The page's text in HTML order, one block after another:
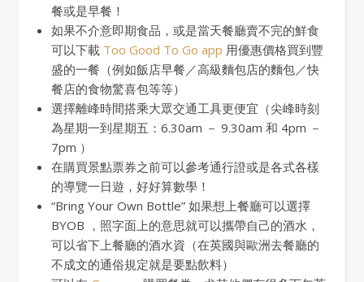
餐或是早餐！
如果不介意即期食品，或是當天餐廳賣不完的鮮食
可以下載 Too Good To Go app 用優惠價格買到豐
盛的一餐（例如飯店早餐／高級麵包店的麵包／快
餐店的食物驚喜包等等）
選擇離峰時間搭乘大眾交通工具更便宜（尖峰時刻
為星期一到星期五：6.30am － 9.30am 和 4pm －
7pm ）
在購買景點票券之前可以參考通行證或是各式各樣
的導覽一日遊，好好算數學！
“Bring Your Own Bottle” 如果想上餐廳可以選擇
BYOB ，照字面上的意思就可以攜帶自己的酒水，
可以省下上餐廳的酒水資（在英國與歐洲去餐廳的
不成文的通俗規定就是要點飲料）